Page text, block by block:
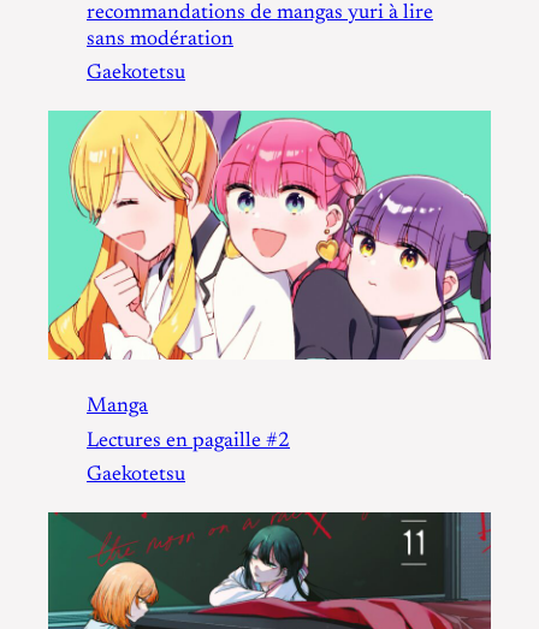
recommandations de mangas yuri à lire
sans modération
Gaekotetsu
Manga
Lectures en pagaille #2
Gaekotetsu